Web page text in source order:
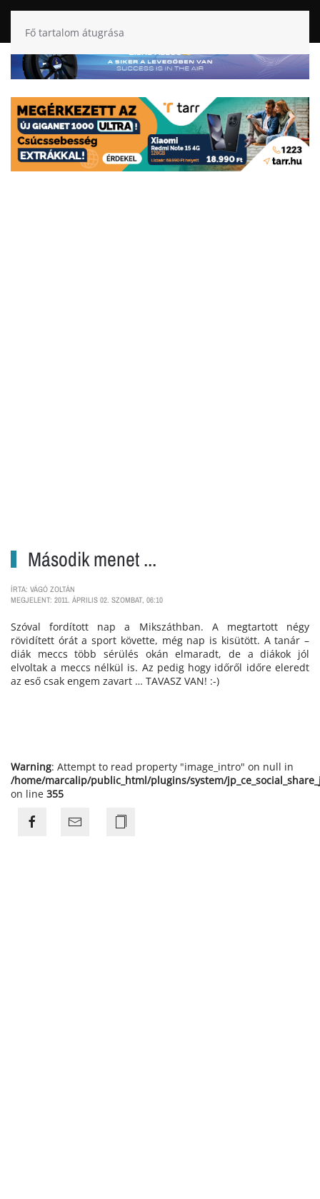
Fő tartalom átugrása
Második menet ...
ÍRTA: VÁGÓ ZOLTÁN
MEGJELENT: 2011. ÁPRILIS 02. SZOMBAT, 06:10
Szóval fordított nap a Mikszáthban. A megtartott négy
rövidített órát a sport követte, még nap is kisütött. A tanár –
diák meccs több sérülés okán elmaradt, de a diákok jól
elvoltak a meccs nélkül is. Az pedig hogy időről időre eleredt
az eső csak engem zavart … TAVASZ VAN! :-)
Warning: Attempt to read property "image_intro" on null in
/home/marcalip/public_html/plugins/system/
on line 355